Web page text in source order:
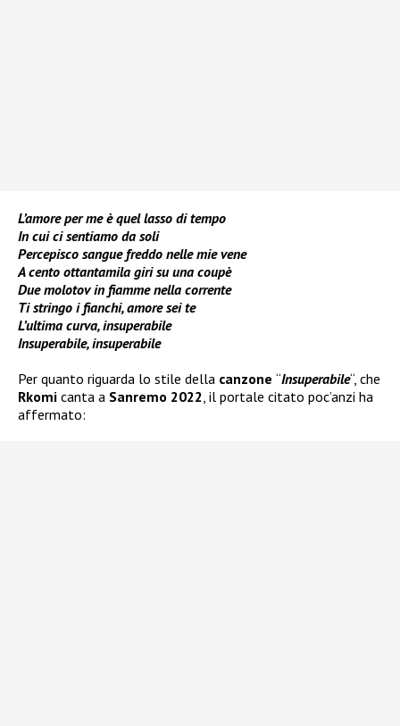
L’amore per me è quel lasso di tempo
In cui ci sentiamo da soli
Percepisco sangue freddo nelle mie vene
A cento ottantamila giri su una coupè
Due molotov in fiamme nella corrente
Ti stringo i fianchi, amore sei te
L’ultima curva, insuperabile
Insuperabile, insuperabile
Per quanto riguarda lo stile della canzone “Insuperabile“, che
Rkomi canta a Sanremo 2022, il portale citato poc’anzi ha
affermato: